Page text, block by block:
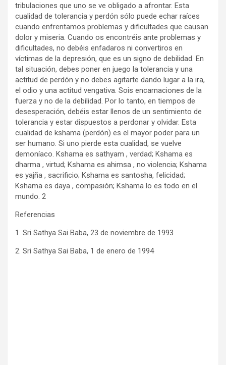
tribulaciones que uno se ve obligado a afrontar. Esta
cualidad de tolerancia y perdón sólo puede echar raíces
cuando enfrentamos problemas y dificultades que causan
dolor y miseria. Cuando os encontréis ante problemas y
dificultades, no debéis enfadaros ni convertiros en
víctimas de la depresión, que es un signo de debilidad. En
tal situación, debes poner en juego la tolerancia y una
actitud de perdón y no debes agitarte dando lugar a la ira,
el odio y una actitud vengativa. Sois encarnaciones de la
fuerza y ​​no de la debilidad. Por lo tanto, en tiempos de
desesperación, debéis estar llenos de un sentimiento de
tolerancia y estar dispuestos a perdonar y olvidar. Esta
cualidad de kshama (perdón) es el mayor poder para un
ser humano. Si uno pierde esta cualidad, se vuelve
demoníaco. Kshama es sathyam , verdad; Kshama es
dharma , virtud; Kshama es ahimsa , no violencia; Kshama
es yajña , sacrificio; Kshama es santosha, felicidad;
Kshama es daya , compasión; Kshama lo es todo en el
mundo. 2
Referencias
1. Sri Sathya Sai Baba, 23 de noviembre de 1993
2. Sri Sathya Sai Baba, 1 de enero de 1994